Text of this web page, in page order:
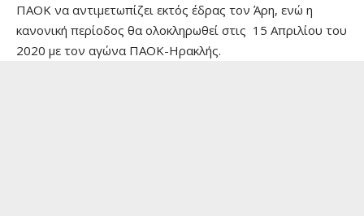
ΠΑΟΚ να αντιμετωπίζει εκτός έδρας τον Άρη, ενώ η
κανονική περίοδος θα ολοκληρωθεί στις 15 Απριλίου του
2020 με τον αγώνα ΠΑΟΚ-Ηρακλής.